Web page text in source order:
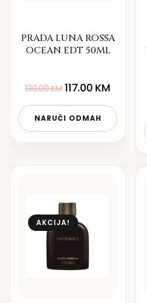
PRADA LUNA ROSSA
OCEAN EDT 50ML
130.00KM 117.00 KM
NARUČI ODMAH
AKCIJA!